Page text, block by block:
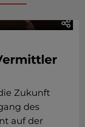
Zukunft
des
auf der